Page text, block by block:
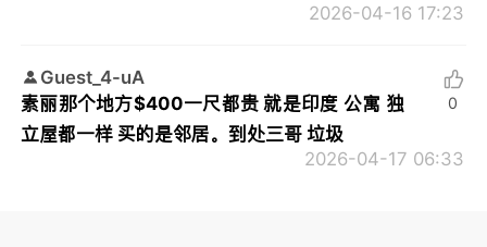
2026-04-16 17:23
Guest_4-uA
素丽那个地方$400一尺都贵 就是印度 公寓 独
立屋都一样 买的是邻居。到处三哥 垃圾
2026-04-17 06:33
0